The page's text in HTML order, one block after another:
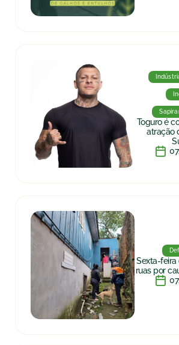
Toguro é
atração
Sexta-feira
ruas por